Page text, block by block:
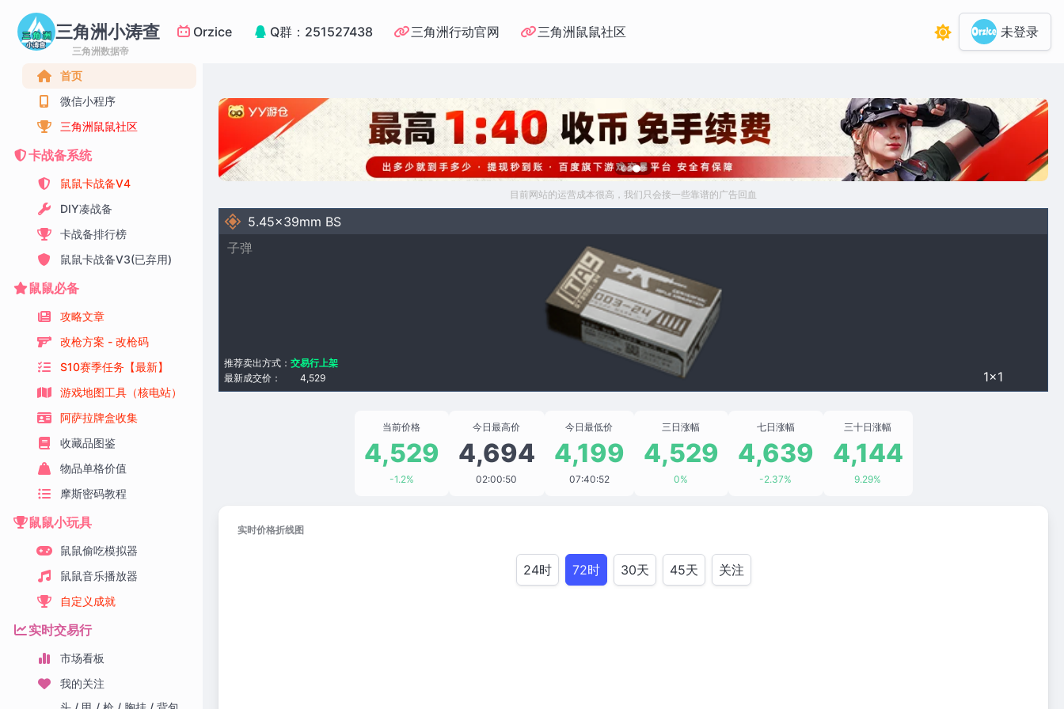
三角洲小涛查
三角洲数据帝
Orzice Q群：251527438 三角洲行动官网 三角洲鼠鼠社区 未登录
首页
微信小程序
三角洲鼠鼠社区
卡战备系统
鼠鼠卡战备V4
DIY凑战备
卡战备排行榜
鼠鼠卡战备V3(已弃用)
鼠鼠必备
攻略文章
改枪方案 - 改枪码
S10赛季任务【最新】
游戏地图工具（核电站）
阿萨拉牌盒收集
收藏品图鉴
物品单格价值
摩斯密码教程
鼠鼠小玩具
鼠鼠偷吃模拟器
鼠鼠音乐播放器
自定义成就
实时交易行
市场看板
我的关注
目前网站的运营成本很高，我们只会接一些靠谱的广告回血
5.45x39mm BS
子弹
1×1
最新成交价： 4,529
推荐卖出方式： 交易行上架
当前价格
4,529
-1.2%
今日最高价
4,694
02:00:50
今日最低价
4,199
07:40:52
三日涨幅
4,529
0%
七日涨幅
4,639
-2.37%
三十日涨幅
4,144
9.29%
实时价格折线图
24时 72时 30天 45天 关注